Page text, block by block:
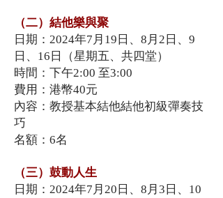
（二）結他樂與聚
日期：2024年7月19日、8月2日、9
日、16日（星期五、共四堂）
時間：下午2:00 至3:00
費用：港幣40元
內容：教授基本結他結他初級彈奏技
巧
名額：6名
（三）鼓動人生
日期：2024年7月20日、8月3日、10